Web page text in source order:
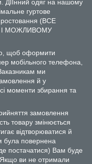
ДІЇнний одяг на нашому
гуртове
(ВСЕ
І МОЖЛИВОМУ
щоб оформити
мобільного телефона,
ми
й у
моменти збирання та
замовлення
товару змінюється
відтворюватися й
була повернена
постачатися) Вам буде
Якщо ви не отримали